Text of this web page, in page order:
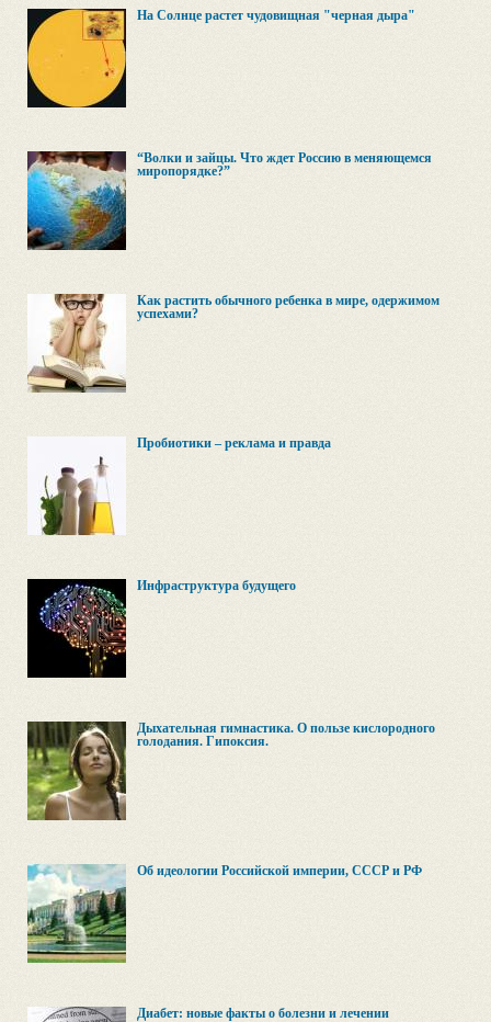
На Солнце растет чудовищная "черная дыра"
“Волки и зайцы. Что ждет Россию в меняющемся
миропорядке?”
Как растить обычного ребенка в мире, одержимом
успехами?
Пробиотики – реклама и правда
Инфраструктура будущего
Дыхательная гимнастика. О пользе кислородного
голодания. Гипоксия.
Об идеологии Российской империи, СССР и РФ
Диабет: новые факты о болезни и лечении